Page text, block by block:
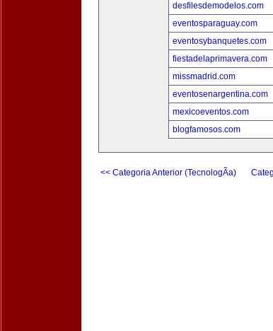
desfilesdemodelos.com
eventosparaguay.com
eventosybanquetes.com
fiestadelaprimavera.com
missmadrid.com
eventosenargentina.com
mexicoeventos.com
blogfamosos.com
<< Categoria Anterior (TecnologÃ­a)